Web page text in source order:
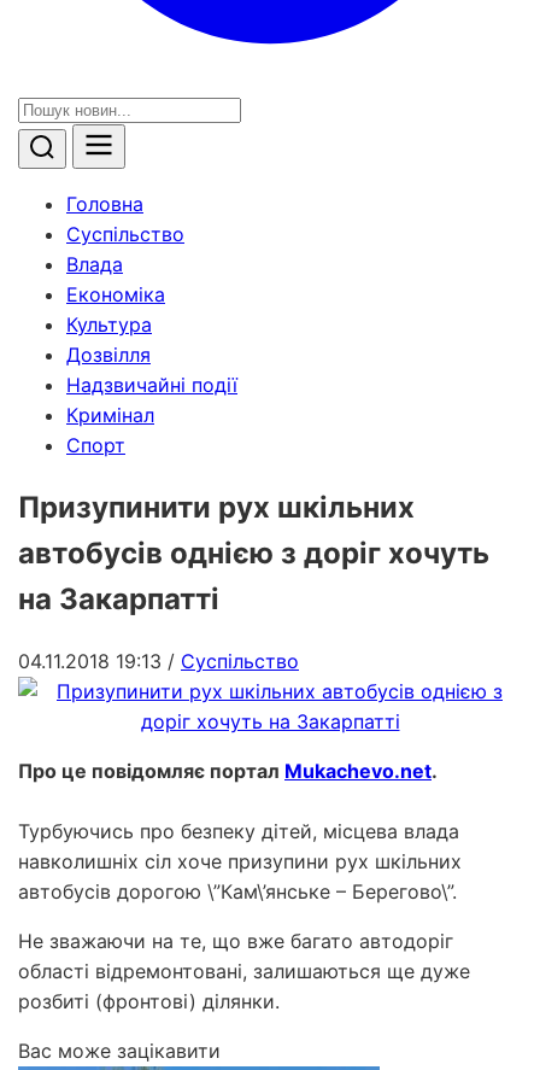
Головна
Суспільство
Влада
Економіка
Культура
Дозвілля
Надзвичайні події
Кримінал
Спорт
Призупинити рух шкільних
автобусів однією з доріг хочуть
на Закарпатті
04.11.2018 19:13 / Суспільство
Про це повідомляє портал Mukachevo.net.
Турбуючись про безпеку дітей, місцева влада
навколишніх сіл хоче призупини рух шкільних
автобусів дорогою \”Кам\’янське – Берегово\”.
Не зважаючи на те, що вже багато автодоріг
області відремонтовані, залишаються ще дуже
розбиті (фронтові) ділянки.
Вас може зацікавити